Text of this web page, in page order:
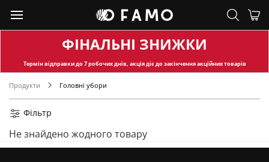
ФІНАЛЬНІ ЗНИЖКИ
Термін відправкидо 7 робочих днів, акція діє до закінчення акційних товарів
Продукти Головні убори
Фільтр
Не знайдено жодного товару